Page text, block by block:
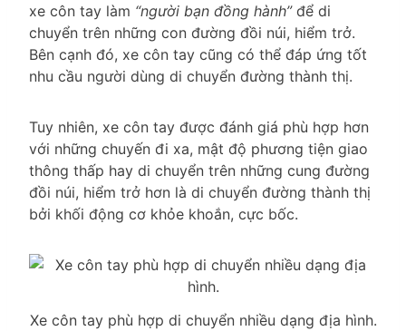
xe côn tay làm “người bạn đồng hành”để di
chuyển trên những con đường đồi núi, hiểm trở.
Bên cạnh đó, xe côn tay cũng có thể đáp ứng tốt
nhu cầu người dùng di chuyển đường thành thị.
Tuy nhiên, xe côn tay được đánh giá phù hợp hơn
với những chuyến đi xa, mật độ phương tiện giao
thông thấp hay di chuyển trên những cung đường
đồi núi, hiểm trở hơn là di chuyển đường thành thị
bởi khối động cơ khỏe khoắn, cực bốc.
Xe côn tay phù hợp di chuyển nhiều dạng địa hình.